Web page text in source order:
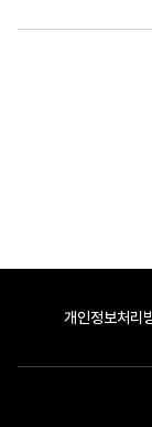
개인정보처리